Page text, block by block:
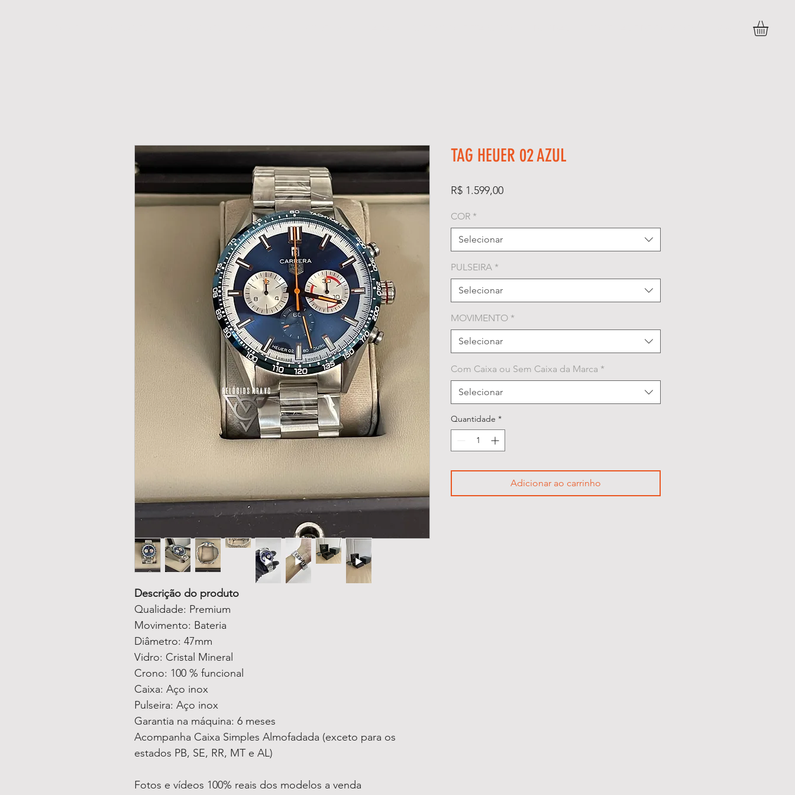
Descrição do produto
Qualidade: Premium
Movimento: Bateria
Diâmetro: 47mm
Vidro: Cristal Mineral
Crono: 100 % funcional
Caixa: Aço inox
Pulseira: Aço inox
Garantia na máquina: 6 meses
Acompanha Caixa Simples Almofadada (exceto para os
estados PB, SE, RR, MT e AL)
Fotos e vídeos 100% reais dos modelos a venda
TAG HEUER 02 AZUL
R$ 1.599,00Preço
COR *
Selecionar
PULSEIRA *
Selecionar
MOVIMENTO *
Selecionar
Com Caixa ou Sem Caixa da Marca *
Selecionar
Quantidade *
Adicionar ao carrinho